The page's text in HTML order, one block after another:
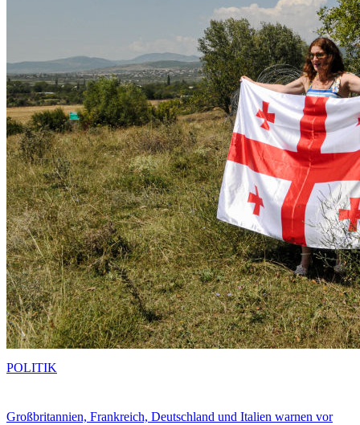
Großbritannien, Frankreich, Deutschland und Italien warnen vor
POLITIK